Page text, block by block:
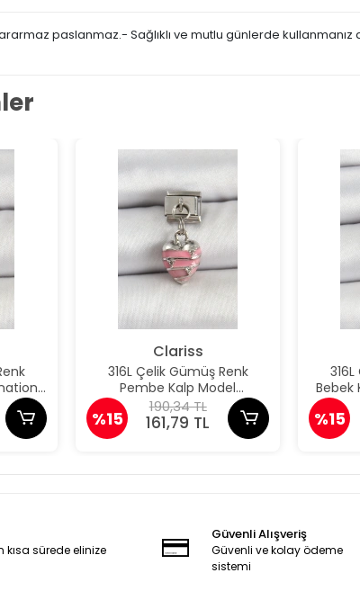
paslanmaz.- Sağlıklı ve mutlu günlerde kullanmanız
Clariss
316L Çelik Gümüş Renk
Pembe Kalp Model
Nomination Charm
%15
190,34 TL
161,79 TL
Bebek
%15
kısa sürede elinize
Güvenli Alışveriş
Güvenli ve kolay ödeme
sistemi